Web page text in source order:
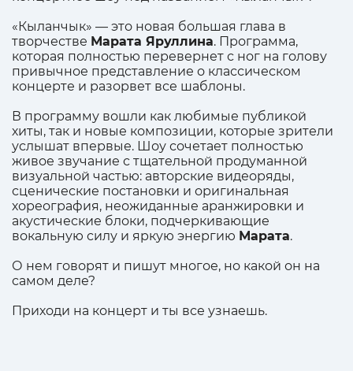
«Кыланчык» — это новая большая глава в
творчестве Марата Яруллина. Программа,
которая полностью перевернет с ног на голову
привычное представление о классическом
концерте и разорвет все шаблоны.
В программу вошли как любимые публикой
хиты, так и новые композиции, которые зрители
услышат впервые. Шоу сочетает полностью
живое звучание с тщательной продуманной
визуальной частью: авторские видеоряды,
сценические постановки и оригинальная
хореография, неожиданные аранжировки и
акустические блоки, подчеркивающие
вокальную силу и яркую энергию Марата.
О нем говорят и пишут многое, но какой он на
самом деле?
Приходи на концерт и ты все узнаешь.